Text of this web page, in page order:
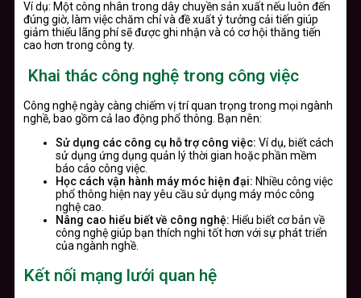
Ví dụ: Một công nhân trong dây chuyền sản xuất nếu luôn đến
đúng giờ, làm việc chăm chỉ và đề xuất ý tưởng cải tiến giúp
giảm thiểu lãng phí sẽ được ghi nhận và có cơ hội thăng tiến
cao hơn trong công ty.
Khai thác công nghệ trong công việc
Công nghệ ngày càng chiếm vị trí quan trọng trong mọi ngành
nghề, bao gồm cả lao động phổ thông. Bạn nên:
Sử dụng các công cụ hỗ trợ công việc: Ví dụ, biết cách
sử dụng ứng dụng quản lý thời gian hoặc phần mềm
báo cáo công việc.
Học cách vận hành máy móc hiện đại: Nhiều công việc
phổ thông hiện nay yêu cầu sử dụng máy móc công
nghệ cao.
Nâng cao hiểu biết về công nghệ: Hiểu biết cơ bản về
công nghệ giúp bạn thích nghi tốt hơn với sự phát triển
của ngành nghề.
Kết nối mạng lưới quan hệ